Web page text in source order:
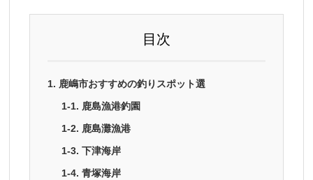
目次
1. 鹿嶋市おすすめの釣りスポット選
1-1. 鹿島漁港釣園
1-2. 鹿島灘漁港
1-3. 下津海岸
1-4. 青塚海岸